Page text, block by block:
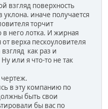
взгляд поверхность
уклона. иначе получается
торчит
него лотка. И жирная
верха пескоуловителя
как раз и
или я что-то не так
в эту компанию по
быть свои
бы вас по